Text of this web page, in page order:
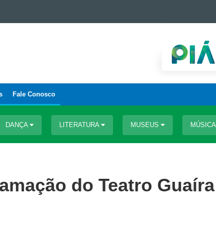
Fale Conosco
DANÇA LITERATURA MUSEUS MÚSICA
do Teatro Guaíra